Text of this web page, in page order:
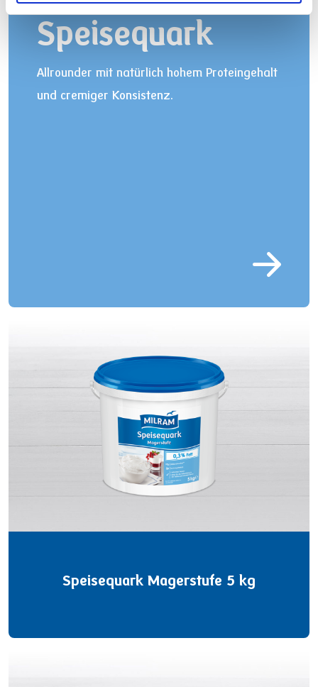
Speisequark
Allrounder mit natürlich hohem Proteingehalt
und cremiger Konsistenz.
Speisequark Magerstufe 5 kg